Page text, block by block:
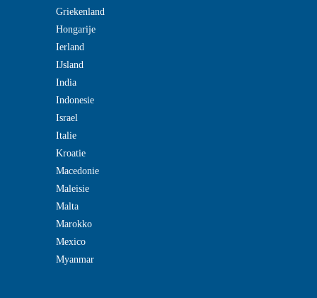
Griekenland
Hongarije
Ierland
IJsland
India
Indonesie
Israel
Italie
Kroatie
Macedonie
Maleisie
Malta
Marokko
Mexico
Myanmar